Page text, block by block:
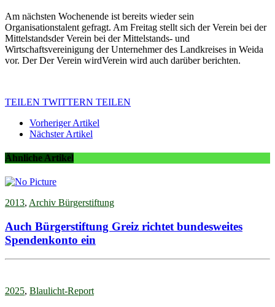
Am nächsten Wochenende ist bereits wieder sein
Organisationstalent gefragt. Am Freitag stellt sich der Verein bei der
Mittelstandsder Verein bei der Mittelstands- und
Wirtschaftsvereinigung der Unternehmer des Landkreises in Weida
vor. Der Der Verein wirdVerein wird auch darüber berichten.
TEILEN TWITTERN TEILEN
Vorheriger Artikel
Nächster Artikel
Ähnliche Artikel
2013, Archiv Bürgerstiftung
Auch Bürgerstiftung Greiz richtet bundesweites
Spendenkonto ein
2025, Blaulicht-Report